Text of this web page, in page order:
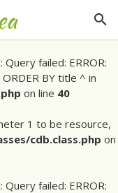
Query failed: ERROR:
BY title ^ in
on line 40
1 to be resource,
cdb.class.php on
Query failed: ERROR: